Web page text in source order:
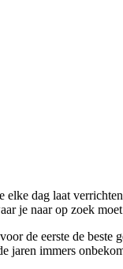
dag laat
je naar op zoek moet
de eerste de
immers